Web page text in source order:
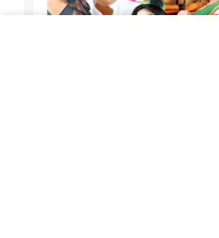
Telugu Times, founded in 2003, is